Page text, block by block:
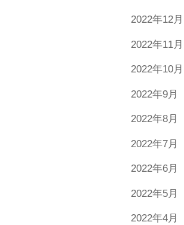
2022年12月
2022年11月
2022年10月
2022年9月
2022年8月
2022年7月
2022年6月
2022年5月
2022年4月